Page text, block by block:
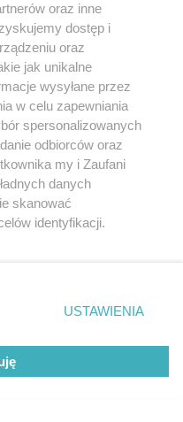
Poznań.
meczu
oraz inne
dostęp i
oraz
jak unikalne
wysyłane przez
w celu zapewniania
spersonalizowanych
odbiorców oraz
my i Zaufani
danych
skanować
identyfikacji.
ustawień prywatności
strony
wymagają zgody
się takiemu
zastosowanie tylko
USTAWIENIA